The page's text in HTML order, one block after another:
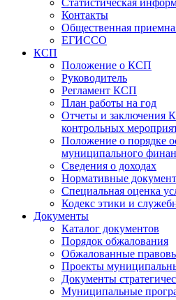
Статистическая
Контакты
Общественная
ЕГИССО
КСП
Положение о КСП
Руководитель
Регламент КСП
План работы на год
Отчеты и заключения
контрольных
Положение о порядке
муниципального
Сведения о доходах
Нормативные
Специальная оценка
Кодекс этики и
Документы
Каталог документов
Порядок обжалования
Обжалованные
Проекты
Документы
Муниципальные